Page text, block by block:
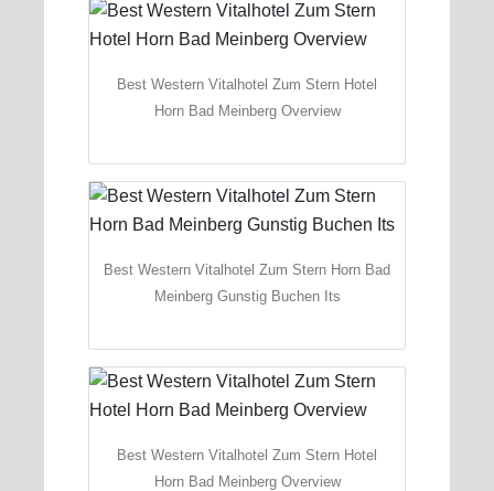
Best Western Vitalhotel Zum Stern Hotel
Horn Bad Meinberg Overview
Best Western Vitalhotel Zum Stern Horn Bad
Meinberg Gunstig Buchen Its
Best Western Vitalhotel Zum Stern Hotel
Horn Bad Meinberg Overview